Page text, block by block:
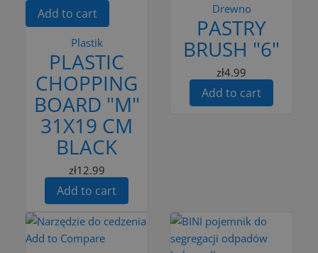
Add to cart
Plastik
PLASTIC
CHOPPING
BOARD "M"
31X19 CM
BLACK
zł12.99
Add to cart
Drewno
PASTRY
BRUSH "6"
zł4.99
Add to cart
Add to Compare